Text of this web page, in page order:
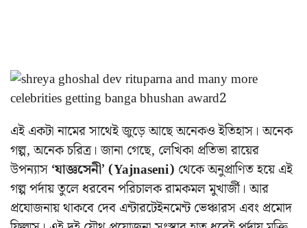
এই একটা নামের সাথেই জুড়ে আছে অনেকও ইতিহাস। অনেক
গল্প, অনেক চরিত্র। জানা গেছে, লেখিকা প্রতিভা রায়ের
উপন্যাস‘যাজ্ঞসেনী’(Yajnaseni) থেকে অনুপ্রাণিত হয়ে এই
গল্প পর্দায় তুলে ধরবেন পরিচালক রামকমল মুখার্জী। আর
প্রযোজনায় থাকবে দেব এন্টারটেইনমেন্ট ভেঞ্চারস এবং প্রমোদ